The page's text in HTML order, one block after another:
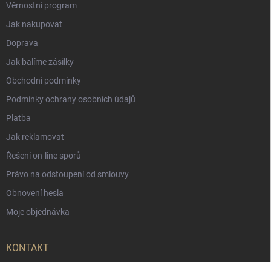
Věrnostní program
Jak nakupovat
Doprava
Jak balíme zásilky
Obchodní podmínky
Podmínky ochrany osobních údajů
Platba
Jak reklamovat
Řešení on-line sporů
Právo na odstoupení od smlouvy
Obnovení hesla
Moje objednávka
KONTAKT